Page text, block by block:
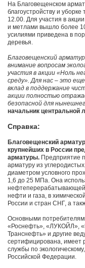
На Благовещенском
благоустройству и
12.00. Для участия в
и метлами вышло более
усилиями приведена в
деревья.
Благовещенский
внимание вопросам
участия в акции «Ноль
среду». Для нас – это
вклад в поддержание
акции полностью
безопасной для
начальник центральной
Справка:
Благовещенский
крупнейших в России
арматуры. Предприятие
арматуру из
диаметром условного
1,6 до 25 МПа. Она
нефти и газа, в
России и стран СНГ, а
Основными
«Роснефть», «ЛУКОЙЛ»,
Транснефть» и другие
сертифицирована, имеет
службы по
Российской Федерации.